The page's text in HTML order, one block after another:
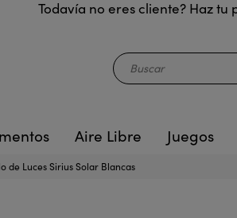
Todavía no eres cliente? Haz
Aire Libre Juegos
de Luces Sirius Solar Blancas